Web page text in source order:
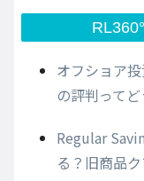
オフショア投
の評判って
Regular
る？旧商品